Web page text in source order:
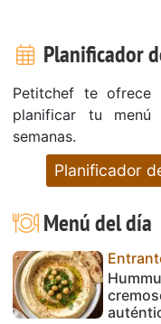
Planificador
Petitchef te ofrece
planificar tu
semanas.
Planificador
Menú del día